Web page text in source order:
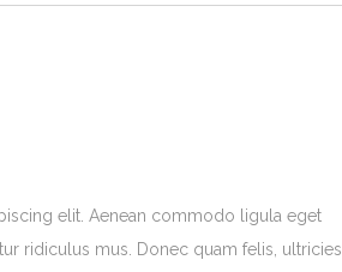
elit. Aenean commodo ligula eget
ridiculus mus. Donec quam felis, ultricies.